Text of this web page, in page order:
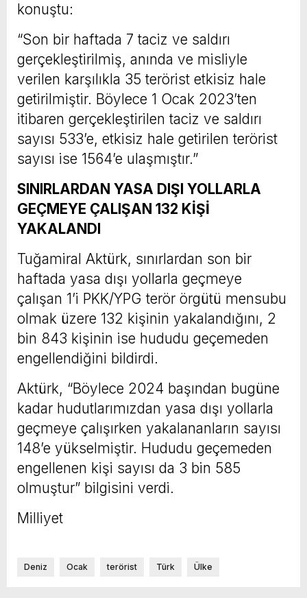
konuştu:
“Son bir haftada 7 taciz ve saldırı
gerçekleştirilmiş, anında ve misliyle
verilen karşılıkla 35 terörist etkisiz hale
getirilmiştir. Böylece 1 Ocak 2023’ten
itibaren gerçekleştirilen taciz ve saldırı
sayısı 533’e, etkisiz hale getirilen terörist
sayısı ise 1564’e ulaşmıştır.”
SINIRLARDAN YASA DIŞI YOLLARLA
GEÇMEYE ÇALIŞAN 132 KİŞİ
YAKALANDI
Tuğamiral Aktürk, sınırlardan son bir
haftada yasa dışı yollarla geçmeye
çalışan 1’i PKK/YPG terör örgütü mensubu
olmak üzere 132 kişinin yakalandığını, 2
bin 843 kişinin ise hududu geçemeden
engellendiğini bildirdi.
Aktürk, “Böylece 2024 başından bugüne
kadar hudutlarımızdan yasa dışı yollarla
geçmeye çalışırken yakalananların sayısı
148’e yükselmiştir. Hududu geçemeden
engellenen kişi sayısı da 3 bin 585
olmuştur” bilgisini verdi.
Milliyet
Deniz Ocak terörist Türk Ülke